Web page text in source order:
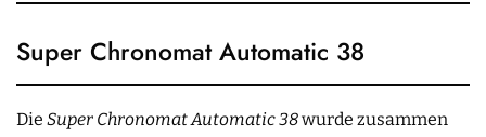
Super Chronomat Automatic 38
Die Super Chronomat Automatic 38wurde zusammen